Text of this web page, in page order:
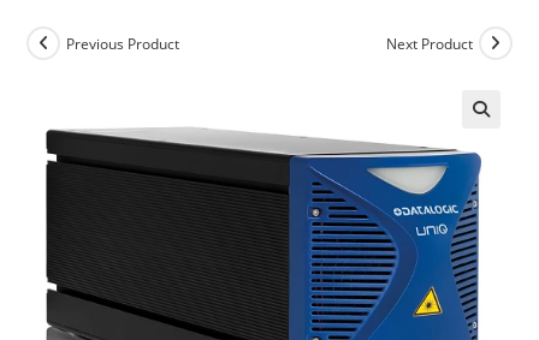
Previous Product Next Product